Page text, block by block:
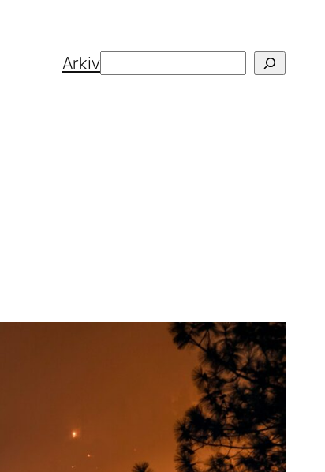
ArkivSearch